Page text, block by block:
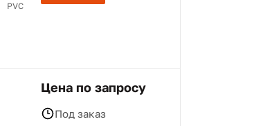
PVC
Цена по запросу
Под заказ